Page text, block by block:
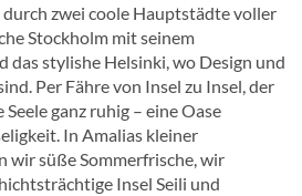
zwei coole Hauptstädte voller
Stockholm mit seinem
das stylishe Helsinki, wo Design und
Per Fähre von Insel zu Insel, der
ganz ruhig – eine Oase
In Amalias kleiner
wir süße Sommerfrische, wir
Insel Seili und